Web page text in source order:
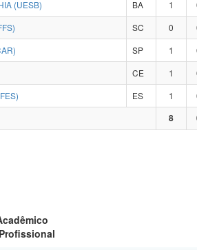
(UESB)
BA 1
SC 0
SP 1
CE 1
ES 1
8